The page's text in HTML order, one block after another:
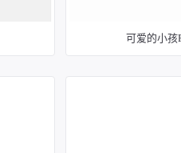
可爱的小孩